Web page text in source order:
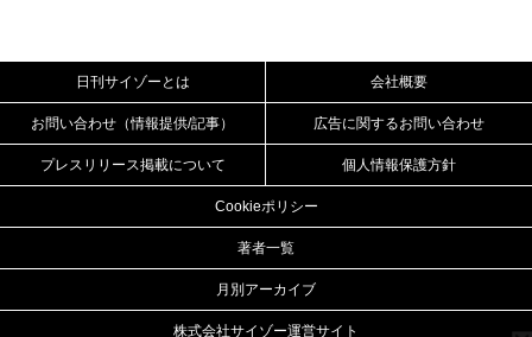
日刊サイゾーとは 会社概要
お問い合わせ（情報提供/記事） 広告に関するお問い合わせ
プレスリリース掲載について 個人情報保護方針
Cookieポリシー
著者一覧
月別アーカイブ
株式会社サイゾー運営サイト